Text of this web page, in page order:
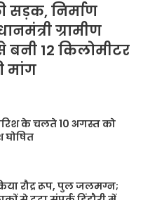
सड़क, निर्माण
ग्रामीण
बनी 12 किलोमीटर
मांग
के चलते 10 अगस्त को
रौद्र रूप, पुल जलमग्न;